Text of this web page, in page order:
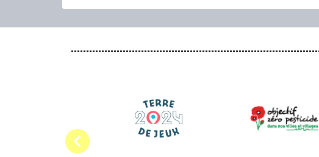
chevron_left